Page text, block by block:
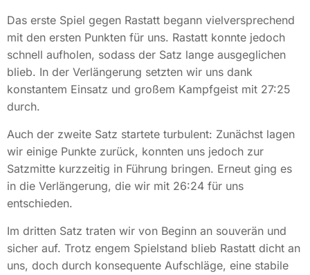
Das erste Spiel gegen Rastatt begann vielversprechend
mit den ersten Punkten für uns. Rastatt konnte jedoch
schnell aufholen, sodass der Satz lange ausgeglichen
blieb. In der Verlängerung setzten wir uns dank
konstantem Einsatz und großem Kampfgeist mit 27:25
durch.
Auch der zweite Satz startete turbulent: Zunächst lagen
wir einige Punkte zurück, konnten uns jedoch zur
Satzmitte kurzzeitig in Führung bringen. Erneut ging es
in die Verlängerung, die wir mit 26:24 für uns
entschieden.
Im dritten Satz traten wir von Beginn an souverän und
sicher auf. Trotz engem Spielstand blieb Rastatt dicht an
uns, doch durch konsequente Aufschläge, eine stabile